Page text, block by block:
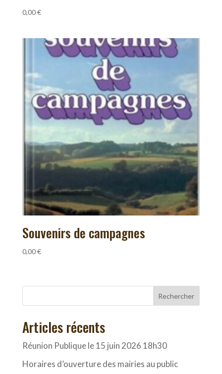
0,00€
Souvenirs de campagnes
0,00€
Rechercher
Articles récents
Réunion Publique le 15 juin 2026 18h30
Horaires d’ouverture des mairies au public